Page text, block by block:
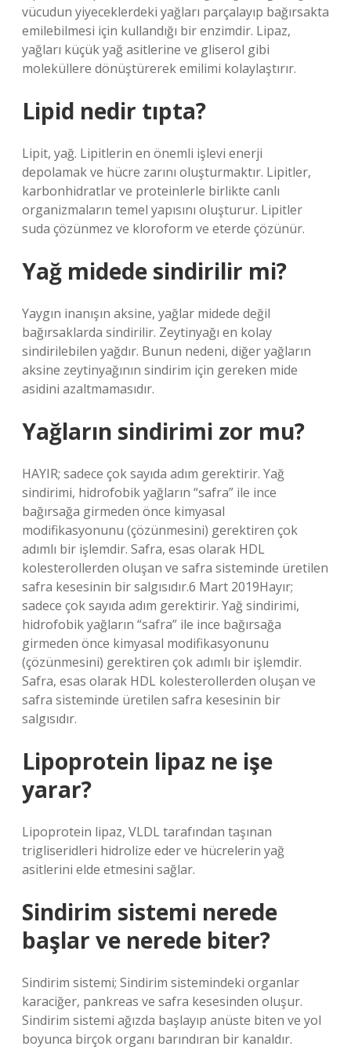
vücudun yiyeceklerdeki yağları parçalayıp bağırsakta
emilebilmesi için kullandığı bir enzimdir. Lipaz,
yağları küçük yağ asitlerine ve gliserol gibi
moleküllere dönüştürerek emilimi kolaylaştırır.
Lipid nedir tıpta?
Lipit, yağ. Lipitlerin en önemli işlevi enerji
depolamak ve hücre zarını oluşturmaktır. Lipitler,
karbonhidratlar ve proteinlerle birlikte canlı
organizmaların temel yapısını oluşturur. Lipitler
suda çözünmez ve kloroform ve eterde çözünür.
Yağ midede sindirilir mi?
Yaygın inanışın aksine, yağlar midede değil
bağırsaklarda sindirilir. Zeytinyağı en kolay
sindirilebilen yağdır. Bunun nedeni, diğer yağların
aksine zeytinyağının sindirim için gereken mide
asidini azaltmamasıdır.
Yağların sindirimi zor mu?
HAYIR; sadece çok sayıda adım gerektirir. Yağ
sindirimi, hidrofobik yağların “safra” ile ince
bağırsağa girmeden önce kimyasal
modifikasyonunu (çözünmesini) gerektiren çok
adımlı bir işlemdir. Safra, esas olarak HDL
kolesterollerden oluşan ve safra sisteminde üretilen
safra kesesinin bir salgısıdır.6 Mart 2019Hayır;
sadece çok sayıda adım gerektirir. Yağ sindirimi,
hidrofobik yağların “safra” ile ince bağırsağa
girmeden önce kimyasal modifikasyonunu
(çözünmesini) gerektiren çok adımlı bir işlemdir.
Safra, esas olarak HDL kolesterollerden oluşan ve
safra sisteminde üretilen safra kesesinin bir
salgısıdır.
Lipoprotein lipaz ne işe
yarar?
Lipoprotein lipaz, VLDL tarafından taşınan
trigliseridleri hidrolize eder ve hücrelerin yağ
asitlerini elde etmesini sağlar.
Sindirim sistemi nerede
başlar ve nerede biter?
Sindirim sistemi; Sindirim sistemindeki organlar
karaciğer, pankreas ve safra kesesinden oluşur.
Sindirim sistemi ağızda başlayıp anüste biten ve yol
boyunca birçok organı barındıran bir kanaldır.